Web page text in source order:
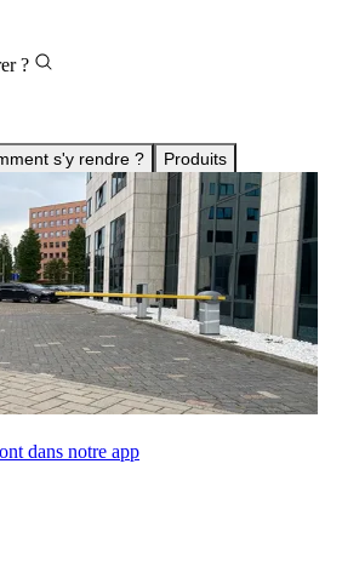
?
s'y rendre ? Produits
dans notre app